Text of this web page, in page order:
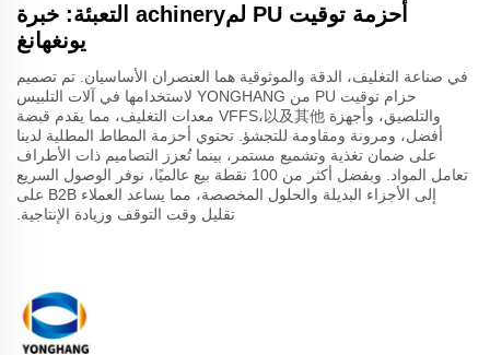
أحزمة توقيت PU لمachinery التعبئة: خبرة
يونغهانغ
في صناعة التغليف، الدقة والموثوقية هما العنصران الأساسيان. تم تصميم
حزام توقيت PU من YONGHANG لاستخدامها في آلات التلبيس
والتلصيق، وأجهزة VFFS،以及其他 معدات التغليف، مما يقدم قبضة
أفضل، ومرونة ومقاومة للتجشؤ. تحتوي أحزمة المطاط المطلية لدينا
على ضمان تغذية وتشميع مستمر، بينما تُعزز التصاميم ذات الأطراف
تعامل المواد. وبفضل أكثر من 100 نقطة بيع عالميًا، نوفر الوصول السريع
إلى الأجزاء البديلة والحلول المخصصة، مما يساعد العملاء B2B على
تقليل وقت التوقف وزيادة الإنتاجية.